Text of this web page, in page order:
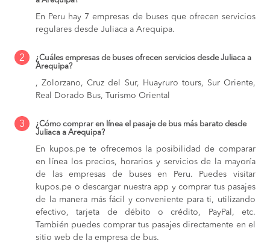
En Peru hay 7 empresas de buses que ofrecen servicios
regulares desde Juliaca a Arequipa.
2
¿Cuáles empresas de buses ofrecen servicios desde Juliaca a
Arequipa?
, Zolorzano, Cruz del Sur, Huayruro tours, Sur Oriente,
Real Dorado Bus, Turismo Oriental
3
¿Cómo comprar en línea el pasaje de bus más barato desde
Juliaca a Arequipa?
En kupos.pe te ofrecemos la posibilidad de comparar
en línea los precios, horarios y servicios de la mayoría
de las empresas de buses en Peru. Puedes visitar
kupos.pe o descargar nuestra app y comprar tus pasajes
de la manera más fácil y conveniente para ti, utilizando
efectivo, tarjeta de débito o crédito, PayPal, etc.
También puedes comprar tus pasajes directamente en el
sitio web de la empresa de bus.